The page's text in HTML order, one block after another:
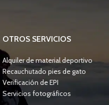
OTROS SERVICIOS
Alquiler de material deportivo
Recauchutado pies de gato
Verificación de EPI
Servicios fotográficos